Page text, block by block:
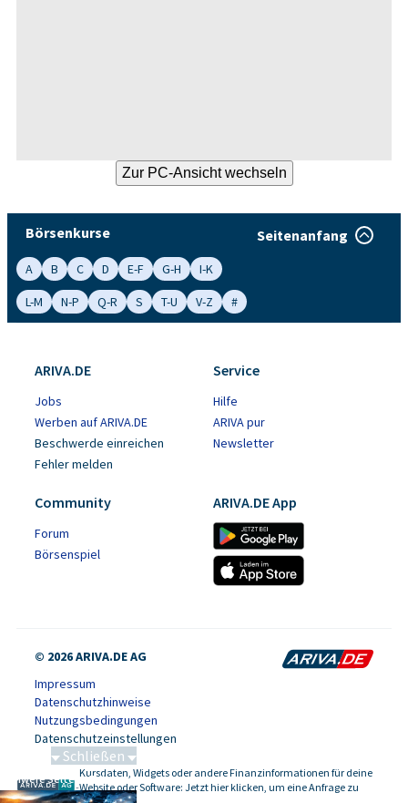
Börsenkurse Seitenanfang
A B C D E-F G-H
I-K
L-M
N-P Q-R S T-U V-Z #
ARIVA.DE
Jobs
Werben auf ARIVA.DE
Beschwerde einreichen
Fehler melden
Service
Hilfe
ARIVA pur
Newsletter
Community
Forum
Börsenspiel
ARIVA.DE App
© 2026 ARIVA.DE AG
Impressum
Datenschutzhinweise
Nutzungsbedingungen
Datenschutzeinstellungen
-
Kursdaten, Widgets oder andere Finanzinformationen für deine
Website oder Software: Jetzt hier klicken, um eine Anfrage zu
Schließen
Schwere Seltene Erden